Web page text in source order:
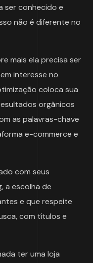
ser conhecido e
não é diferente no
mais ela precisa ser
interesse no
coloca sua
orgânicos
as palavras-chave
e-commerce e
com seus
a escolha de
e que respeite
com títulos e
ter uma loja